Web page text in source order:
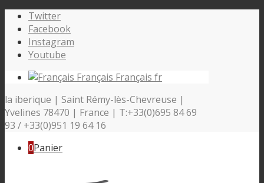
Twitter
Facebook
Instagram
Youtube
Français Français fr
la iberique | Saint Rémy-lès-Chevreuse |
Yvelines 78470 | France | T:+33(0)695 84 69
93 / +33(0)951 19 64 16
0Panier